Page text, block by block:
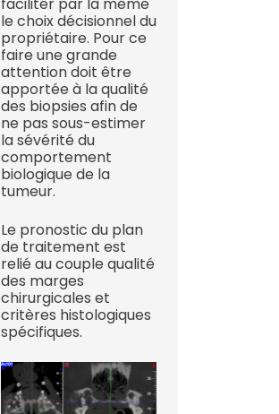
faciliter par là même
le choix décisionnel du
propriétaire. Pour ce
faire une grande
attention doit être
apportée à la qualité
des biopsies afin de
ne pas sous-estimer
la sévérité du
comportement
biologique de la
tumeur.
Le pronostic du plan
de traitement est
relié au couple qualité
des marges
chirurgicales et
critères histologiques
spécifiques.